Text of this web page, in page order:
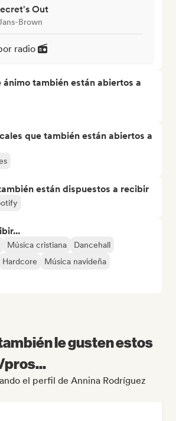
Out
Brown
radio
ánimo también están abiertos a
que también están abiertos a
están dispuestos a recibir
Música cristiana
Dancehall
Hardcore
Música navideña
le gusten estos
el perfil de Annina Rodríguez